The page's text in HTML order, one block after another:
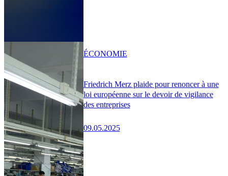
Friedrich Merz plaide pour renoncer à une
loi européenne sur le devoir de vigilance
des entreprises
09.05.2025
ÉCONOMIE